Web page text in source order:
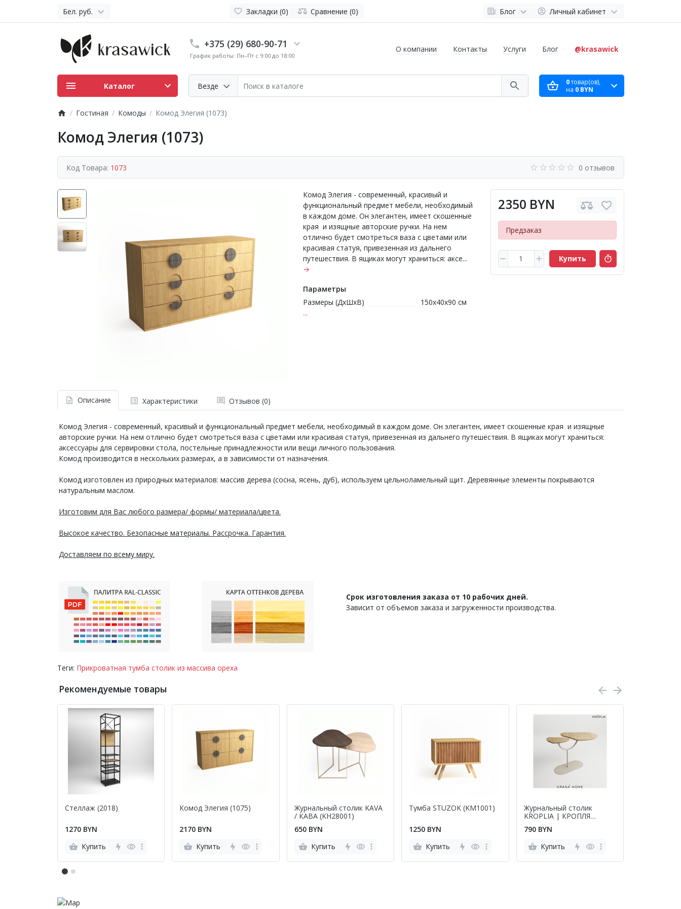
Бел. руб. Закладки (0) Сравнение (0) Блог Личный кабинет
+375 (29) 680-90-71
График работы: Пн–Пт с 9:00 до 18:00
Везде
О компании Контакты Услуги Блог @krasawick
0товар(ов),
на 0 BYN
Каталог
Гостиная Комоды Комод Элегия (1073)
Комод Элегия (1073)
Код Товара: 1073 0 отзывов
2350 BYN
Предзаказ
Купить
Комод Элегия - современный, красивый и
функциональный предмет мебели, необходимый
в каждом доме. Он элегантен, имеет скошенные
края и изящные авторские ручки. На нем
отлично будет смотреться ваза с цветами или
красивая статуя, привезенная из дальнего
путешествия. В ящиках могут храниться: аксе...
→
Параметры
Размеры (ДхШхВ)
150х40х90 см
...
Описание Характеристики Отзывов (0)
Комод Элегия - современный, красивый и функциональный предмет мебели, необходимый в каждом доме. Он элегантен, имеет скошенные края и изящные
авторские ручки. На нем отлично будет смотреться ваза с цветами или красивая статуя, привезенная из дальнего путешествия. В ящиках могут храниться:
аксессуары для сервировки стола, постельные принадлежности или вещи личного пользования.
Комод производится в нескольких размерах, а в зависимости от назначения.
Комод изготовлен из природных материалов: массив дерева (сосна, ясень, дуб), используем цельноламельный щит. Деревянные элементы покрываются
натуральным маслом.
Изготовим для Вас любого размера/ формы/ материала/цвета.
Высокое качество. Безопасные материалы. Рассрочка. Гарантия.
Доставляем по всему миру.
Срок изготовления заказа от 10 рабочих дней.
Зависит от объемов заказа и загруженности производства.
Теги: Прикроватная тумба столик из массива ореха
Рекомендуемые товары
Стеллаж (2018)
1270 BYN
Купить
Комод Элегия (1075)
2170 BYN
Купить
Журнальный столик KAVA
/ КАВА (KH28001)
650 BYN
Купить
Тумба STUZOK (KM1001)
1250 BYN
Купить
Журнальный столик
KROPLIA | КРОПЛЯ
790 BYN
Купить